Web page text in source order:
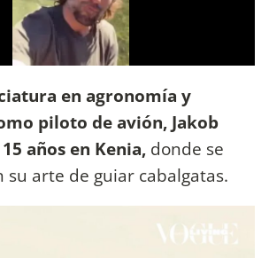
en agronomía y
piloto de avión, Jakob
años en Kenia, donde se
su arte de guiar cabalgatas.